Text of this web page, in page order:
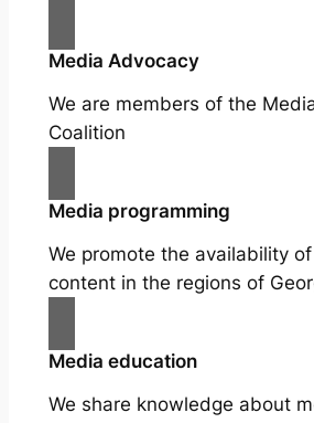
Media Advocacy
We are members of the
Coalition
Media programming
We promote the availability
content in the regions of
Media education
We share knowledge about